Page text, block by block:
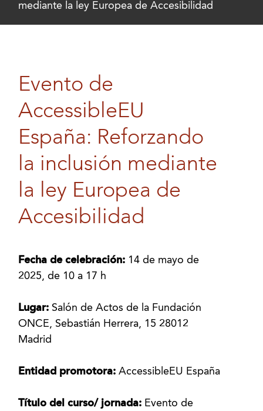
mediante la ley Europea de Accesibilidad
Evento de
AccessibleEU
España: Reforzando
la inclusión mediante
la ley Europea de
Accesibilidad
Fecha de celebración: 14 de mayo de
2025, de 10 a 17 h
Lugar: Salón de Actos de la Fundación
ONCE, Sebastián Herrera, 15 28012
Madrid
Entidad promotora:AccessibleEU España
Título del curso/ jornada: Evento de